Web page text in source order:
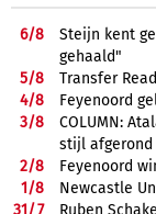
6/8
Steijn kent
gehaald"
5/8
Transfer
4/8
Feyenoord
3/8
COLUMN:
stijl afgerond
2/8
Feyenoord
1/8
Newcastle
31/7
Ruben